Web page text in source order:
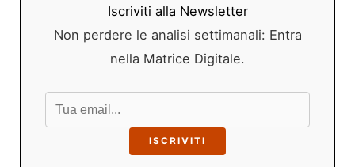
Iscriviti alla Newsletter
Non perdere le analisi settimanali: Entra
nella Matrice Digitale.
ISCRIVITI